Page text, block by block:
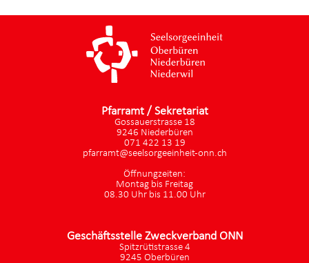
Pfarramt / Sekretariat
Gossauerstrasse 18
9246 Niederbüren
071 422 13 19
pfarramt@seelsorgeeinheit-onn.ch
Öffnungzeiten:
Montag bis Freitag
08.30 Uhr bis 11.00 Uhr
Geschäftsstelle Zweckverband ONN
Spitzrütistrasse 4
9245 Oberbüren